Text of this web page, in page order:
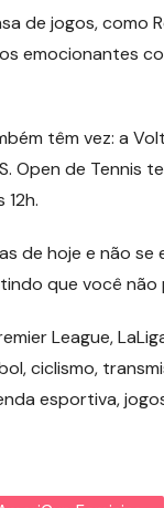
de jogos, como
emocionantes
têm vez: a
Open de Tennis
de hoje e não
que você
League,
ciclismo,
esportiva,